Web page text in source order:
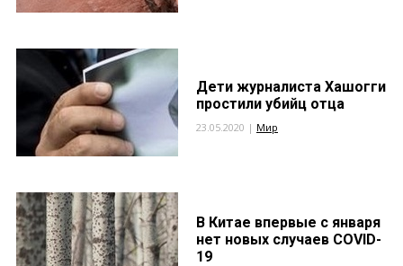
Дети журналиста Хашогги
простили убийц отца
23.05.2020 | Мир
В Китае впервые с января
нет новых случаев COVID-
19